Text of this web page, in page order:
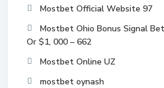
Mostbet Official Website 97
Mostbet Ohio Bonus Signal
Or $1, 000 – 662
Mostbet Online UZ
mostbet oynash